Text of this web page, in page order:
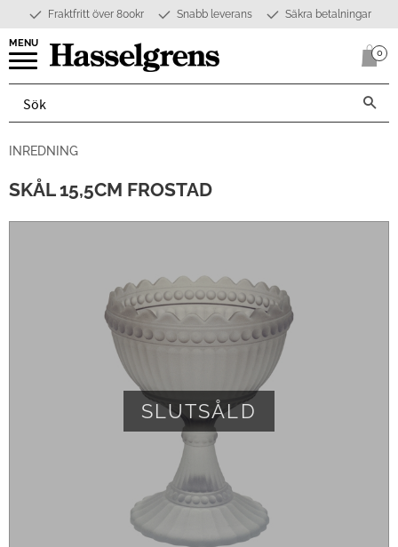
Meny
Fraktfritt över 800kr Snabb leverans Säkra betalningar
0
INREDNING
SKÅL 15,5CM FROSTAD
SLUTSÅLD